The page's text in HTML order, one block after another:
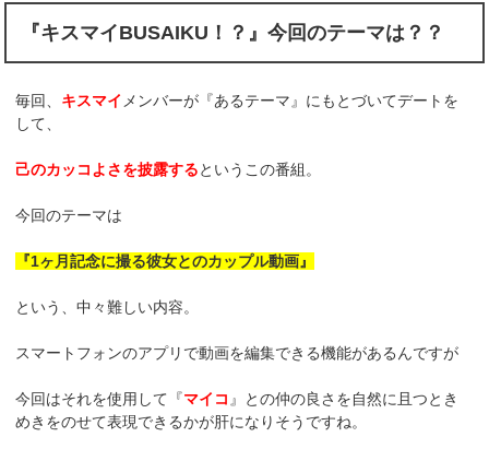
『キスマイBUSAIKU！？』今回のテーマは？？
毎回、 キスマイ メンバーが『あるテーマ』にもとづいてデートを
して、
己のカッコよさを披露するというこの番組。
今回のテーマは
『1ヶ月記念に撮る彼女とのカップル動画』
という、中々難しい内容。
スマートフォンのアプリで動画を編集できる機能があるんですが
今回はそれを使用して『マイコ 』との仲の良さを自然に且つとき
めきをのせて表現できるかが肝になりそうですね。